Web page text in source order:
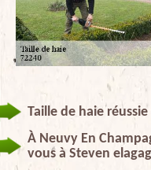
Taille de haie
À Neuvy En
vous à Steven